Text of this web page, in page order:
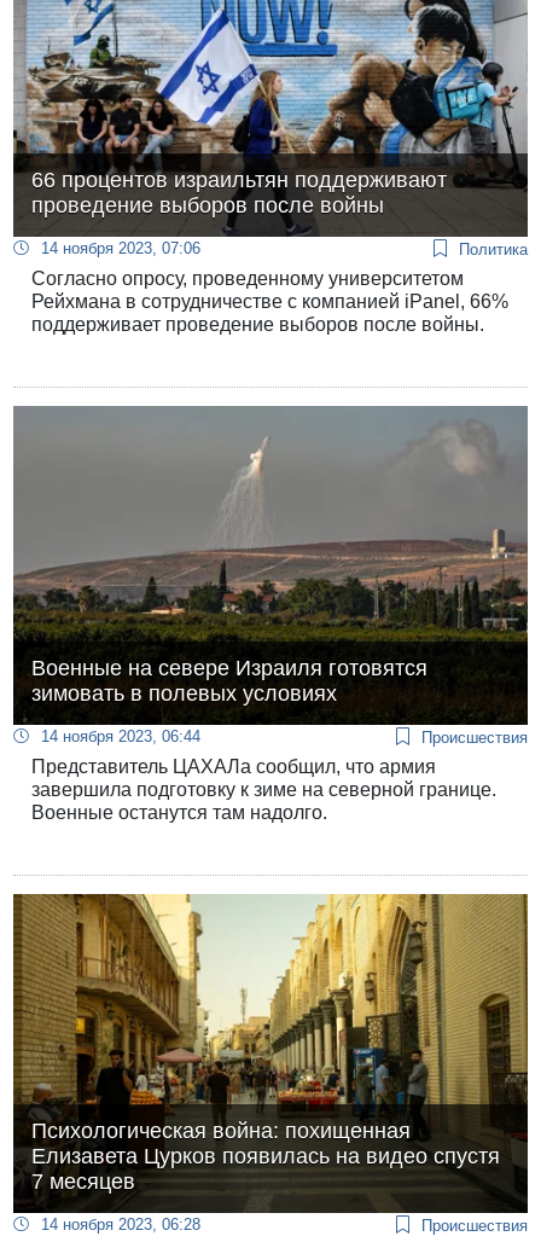
66 процентов израильтян поддерживают
проведение выборов после войны
14 ноября 2023, 07:06 Политика
Согласно опросу, проведенному университетом
Рейхмана в сотрудничестве с компанией iPanel, 66%
поддерживает проведение выборов после войны.
Военные на севере Израиля готовятся
зимовать в полевых условиях
14 ноября 2023, 06:44 Происшествия
Представитель ЦАХАЛа сообщил, что армия
завершила подготовку к зиме на северной границе.
Военные останутся там надолго.
Психологическая война: похищенная
Елизавета Цурков появилась на видео спустя
7 месяцев
14 ноября 2023, 06:28 Происшествия